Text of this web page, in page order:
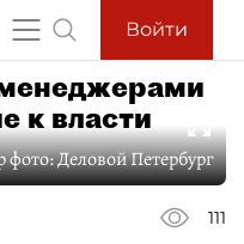
Войти
к власти
фото:Деловой Петербург
111